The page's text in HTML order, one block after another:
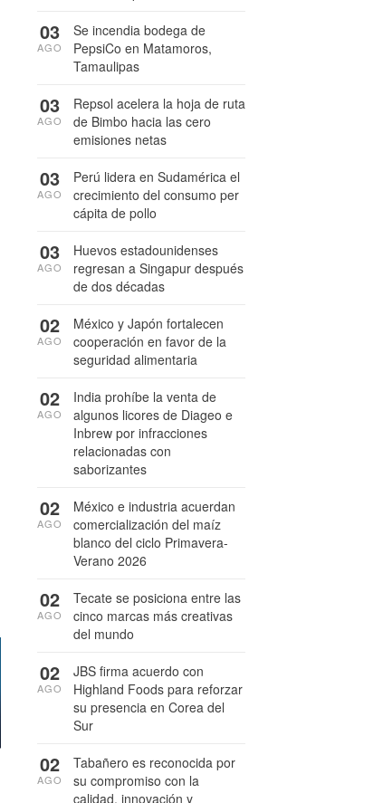
Se incendia bodega de
PepsiCo en Matamoros,
Tamaulipas
03
AGO
Repsol acelera la hoja de ruta
de Bimbo hacia las cero
emisiones netas
03
AGO
Perú lidera en Sudamérica el
crecimiento del consumo per
cápita de pollo
03
AGO
Huevos estadounidenses
regresan a Singapur después
de dos décadas
03
AGO
México y Japón fortalecen
cooperación en favor de la
seguridad alimentaria
02
AGO
India prohíbe la venta de
algunos licores de Diageo e
Inbrew por infracciones
relacionadas con
saborizantes
02
AGO
México e industria acuerdan
comercialización del maíz
blanco del ciclo Primavera-
Verano 2026
02
AGO
Tecate se posiciona entre las
cinco marcas más creativas
del mundo
02
AGO
JBS firma acuerdo con
Highland Foods para reforzar
su presencia en Corea del
Sur
02
AGO
Tabañero es reconocida por
su compromiso con la
calidad, innovación y
02
AGO